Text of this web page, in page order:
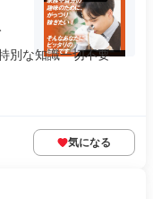
別な知識一切不要
気になる